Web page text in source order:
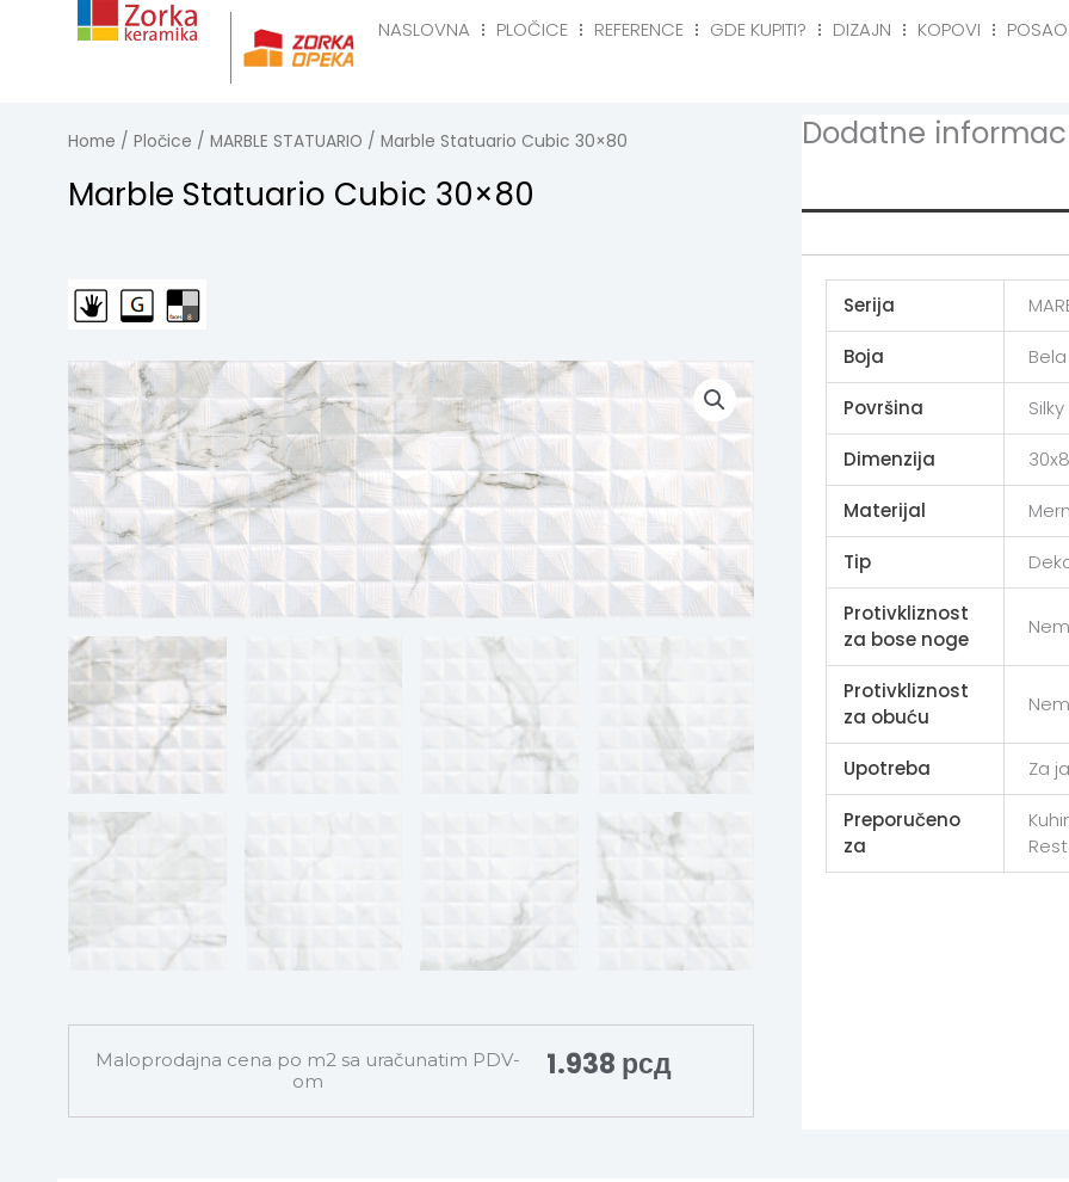
NASLOVNA PLOČICE REFERENCE GDE KUPITI? DIZAJN KOPOVI
POSAO
Naslovna
Home / Pločice / MARBLE STATUARIO / Marble Statuario Cubic 30×80
Marble Statuario Cubic 30×80
Maloprodajna cena po m2 sa uračunatim PDV-
om
1.938 рсд
Dodatne
Serija
Boja Bela
Površina Silky
Dimenzija
Materijal
Tip
Protivkliznost
za bose noge
Protivkliznost
za obuću
Upotreba Za
Preporučeno
za